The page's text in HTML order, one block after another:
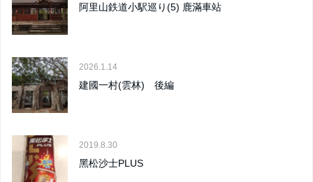
阿里山鉄道小駅巡り(5) 鹿滿車站
2026.1.14
建國一村(雲林) 後編
2019.8.30
黑松沙士PLUS